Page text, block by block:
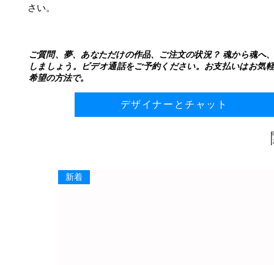
さい。
ご質問、夢、あなただけの作品、ご注文の状況？ 魂から魂へ
しましょう。ビデオ通話をご予約ください。お支払いはお気
希望の方法で。
デザイナーとチャット
新着